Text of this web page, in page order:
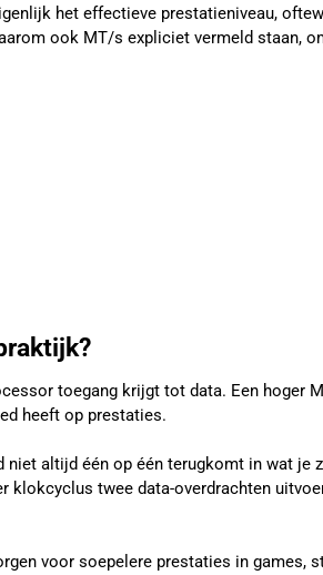
het effectieve prestatieniveau,
ook MT/s expliciet vermeld staan,
toegang krijgt tot data. Een hoger
heeft op prestaties.
altijd één op één terugkomt in wat
klokcyclus twee data-overdrachten
voor soepelere prestaties in